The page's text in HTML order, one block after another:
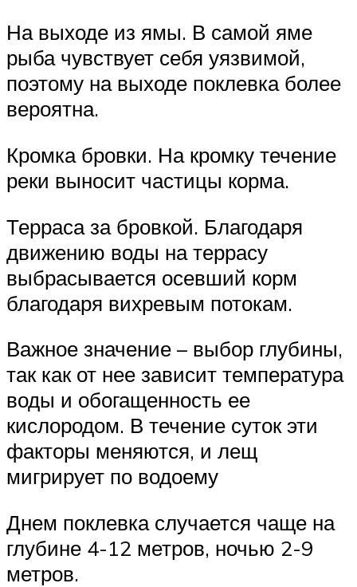
На выходе из ямы. В самой яме
рыба чувствует себя уязвимой,
поэтому на выходе поклевка более
вероятна.
Кромка бровки. На кромку течение
реки выносит частицы корма.
Терраса за бровкой. Благодаря
движению воды на террасу
выбрасывается осевший корм
благодаря вихревым потокам.
Важное значение – выбор глубины,
так как от нее зависит температура
воды и обогащенность ее
кислородом. В течение суток эти
факторы меняются, и лещ
мигрирует по водоему
Днем поклевка случается чаще на
глубине 4-12 метров, ночью 2-9
метров.